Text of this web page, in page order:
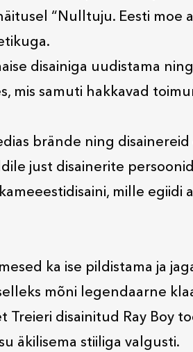
“Nulltuju. Eesti moe
disainiga uudistama
mis samuti hakkavad
brände ning
just disainerite
mille egiidi
ka ise pildistama ja
mõni legendaarne
Treieri disainitud Ray Boy
äkilisema stiiliga valgusti.